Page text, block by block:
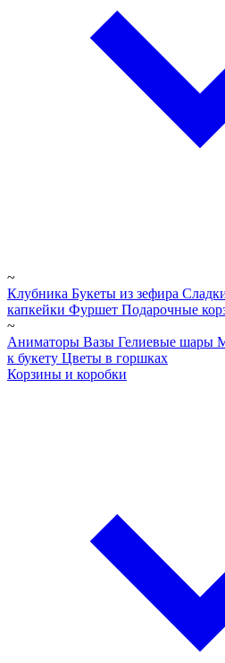
~
Клубника Букеты из зефира
капкейки Фуршет Подарочные
~
Аниматоры Вазы Гелиевые шары
к букету Цветы в горшках
Корзины и коробки